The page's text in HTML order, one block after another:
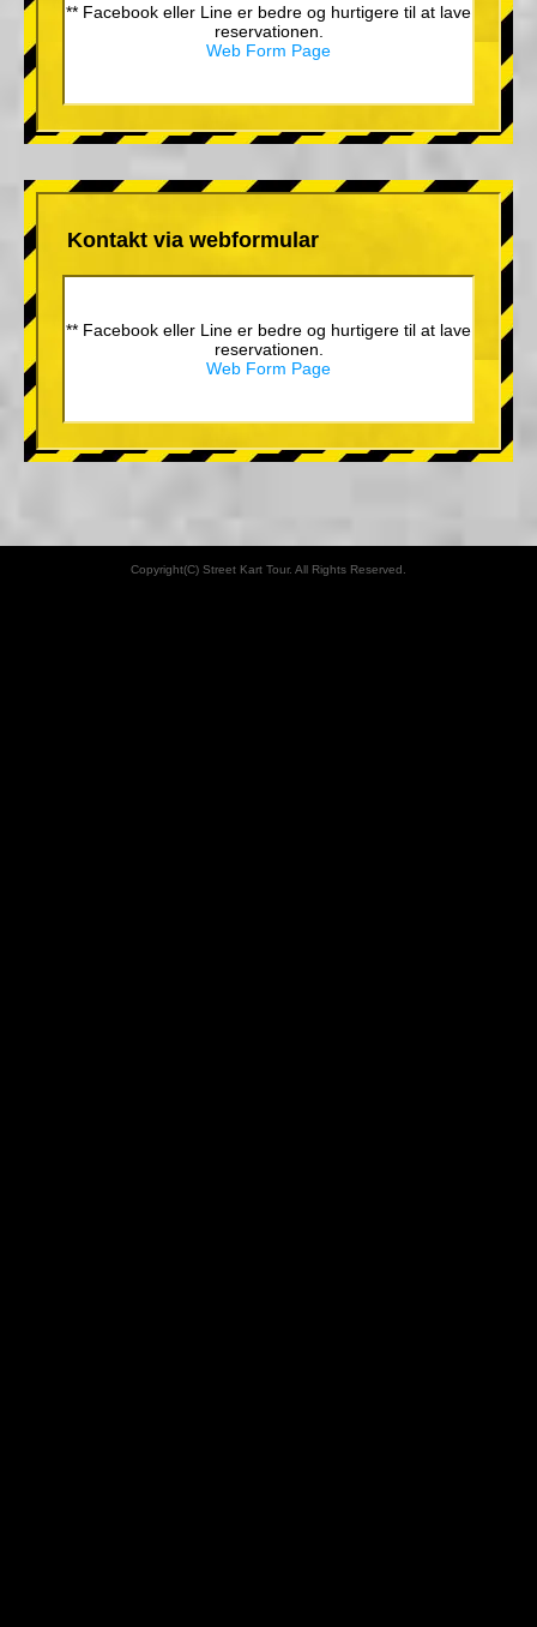
** Facebook eller Line er bedre og hurtigere til at lave
reservationen.
Web Form Page
Kontakt via webformular
** Facebook eller Line er bedre og hurtigere til at lave
reservationen.
Web Form Page
Copyright(C) Street Kart Tour. All Rights Reserved.